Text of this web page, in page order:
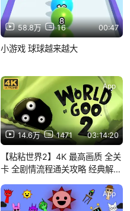
58.8万 16 00:47
小游戏 球球越来越大
14.6万 1471 03:14:20
App
【粘粘世界2】4K 最高画质 全关
卡 全剧情流程通关攻略 经典解谜
Goo 2
App